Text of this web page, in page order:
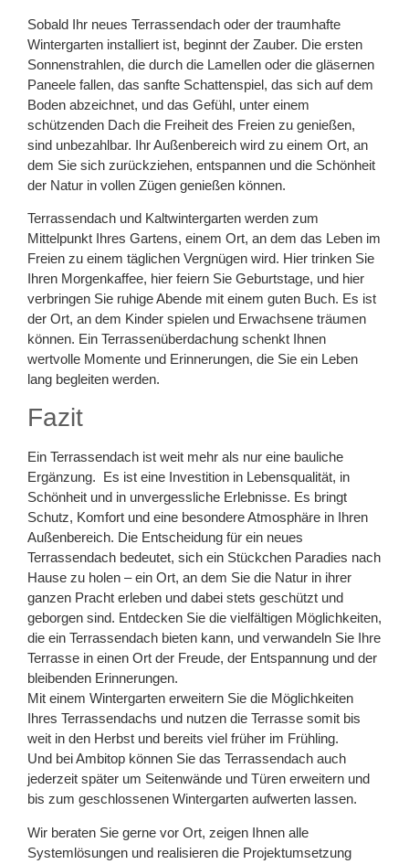
Sobald Ihr neues Terrassendach oder der traumhafte
Wintergarten installiert ist, beginnt der Zauber. Die ersten
Sonnenstrahlen, die durch die Lamellen oder die gläsernen
Paneele fallen, das sanfte Schattenspiel, das sich auf dem
Boden abzeichnet, und das Gefühl, unter einem
schützenden Dach die Freiheit des Freien zu genießen,
sind unbezahlbar. Ihr Außenbereich wird zu einem Ort, an
dem Sie sich zurückziehen, entspannen und die Schönheit
der Natur in vollen Zügen genießen können.
Terrassendach und Kaltwintergarten werden zum
Mittelpunkt Ihres Gartens, einem Ort, an dem das Leben im
Freien zu einem täglichen Vergnügen wird. Hier trinken Sie
Ihren Morgenkaffee, hier feiern Sie Geburtstage, und hier
verbringen Sie ruhige Abende mit einem guten Buch. Es ist
der Ort, an dem Kinder spielen und Erwachsene träumen
können. Ein Terrassenüberdachung schenkt Ihnen
wertvolle Momente und Erinnerungen, die Sie ein Leben
lang begleiten werden.
Fazit
Ein Terrassendach ist weit mehr als nur eine bauliche
Ergänzung. Es ist eine Investition in Lebensqualität, in
Schönheit und in unvergessliche Erlebnisse. Es bringt
Schutz, Komfort und eine besondere Atmosphäre in Ihren
Außenbereich. Die Entscheidung für ein neues
Terrassendach bedeutet, sich ein Stückchen Paradies nach
Hause zu holen – ein Ort, an dem Sie die Natur in ihrer
ganzen Pracht erleben und dabei stets geschützt und
geborgen sind. Entdecken Sie die vielfältigen Möglichkeiten,
die ein Terrassendach bieten kann, und verwandeln Sie Ihre
Terrasse in einen Ort der Freude, der Entspannung und der
bleibenden Erinnerungen.
Mit einem Wintergarten erweitern Sie die Möglichkeiten
Ihres Terrassendachs und nutzen die Terrasse somit bis
weit in den Herbst und bereits viel früher im Frühling.
Und bei Ambitop können Sie das Terrassendach auch
jederzeit später um Seitenwände und Türen erweitern und
bis zum geschlossenen Wintergarten aufwerten lassen.
Wir beraten Sie gerne vor Ort, zeigen Ihnen alle
Systemlösungen und realisieren die Projektumsetzung